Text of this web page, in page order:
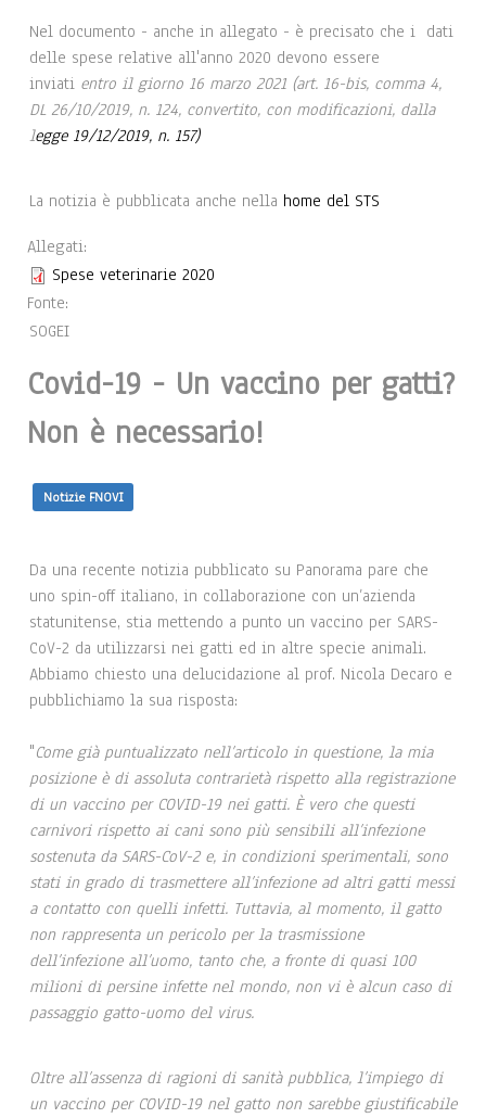
Nel documento - anche in allegato - è precisato che i dati
delle spese relative all'anno 2020 devono essere
inviati entro il giorno 16 marzo 2021 (art. 16-bis, comma 4,
DL 26/10/2019, n. 124, convertito, con modificazioni, dalla
legge 19/12/2019, n. 157)
La notizia è pubblicata anche nella home del STS
Allegati:
Spese veterinarie 2020
Fonte:
SOGEI
Covid-19 - Un vaccino per gatti?
Non è necessario!
Notizie FNOVI
Da una recente notizia pubblicato su Panorama pare che
uno spin-off italiano, in collaborazione con un’azienda
statunitense, stia mettendo a punto un vaccino per SARS-
CoV-2 da utilizzarsi nei gatti ed in altre specie animali.
Abbiamo chiesto una delucidazione al prof. Nicola Decaro e
pubblichiamo la sua risposta:
"Come già puntualizzato nell’articolo in questione, la mia
posizione è di assoluta contrarietà rispetto alla registrazione
di un vaccino per COVID-19 nei gatti. È vero che questi
carnivori rispetto ai cani sono più sensibili all’infezione
sostenuta da SARS-CoV-2 e, in condizioni sperimentali, sono
stati in grado di trasmettere all’infezione ad altri gatti messi
a contatto con quelli infetti. Tuttavia, al momento, il gatto
non rappresenta un pericolo per la trasmissione
dell’infezione all’uomo, tanto che, a fronte di quasi 100
milioni di persine infette nel mondo, non vi è alcun caso di
passaggio gatto-uomo del virus.
Oltre all’assenza di ragioni di sanità pubblica, l’impiego di
un vaccino per COVID-19 nel gatto non sarebbe giustificabile